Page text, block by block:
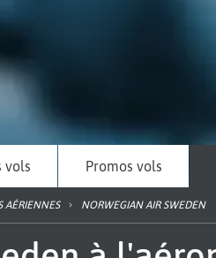
vols Promos vols
AÉRIENNES NORWEGIAN AIR SWEDEN